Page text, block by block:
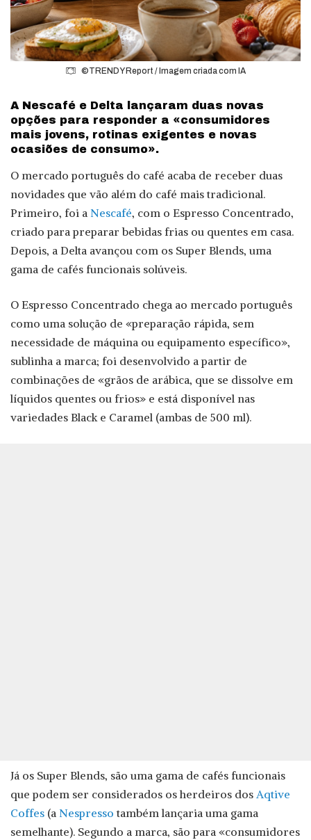
©TRENDY Report / Imagem criada com IA
A Nescafé e Delta lançaram duas novas
opções para responder a «consumidores
mais jovens, rotinas exigentes e novas
ocasiões de consumo».
O mercado português do café acaba de receber duas
novidades que vão além do café mais tradicional.
Primeiro, foi a Nescafé, com o Espresso Concentrado,
criado para preparar bebidas frias ou quentes em casa.
Depois, a Delta avançou com os Super Blends, uma
gama de cafés funcionais solúveis.
O Espresso Concentrado chega ao mercado português
como uma solução de «preparação rápida, sem
necessidade de máquina ou equipamento específico»,
sublinha a marca; foi desenvolvido a partir de
combinações de «grãos de arábica, que se dissolve em
líquidos quentes ou frios» e está disponível nas
variedades Black e Caramel (ambas de 500 ml).
Já os Super Blends, são uma gama de cafés funcionais
que podem ser considerados os herdeiros dos Aqtive
Coffes (a Nespresso também lançaria uma gama
semelhante). Segundo a marca, são para «consumidores